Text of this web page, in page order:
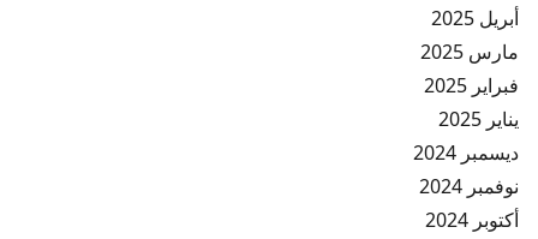
أبريل 2025
مارس 2025
فبراير 2025
يناير 2025
ديسمبر 2024
نوفمبر 2024
أكتوبر 2024